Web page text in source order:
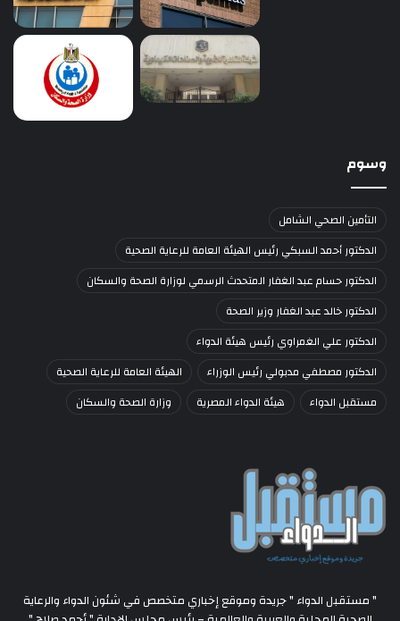
وسوم
التأمين الصحي الشامل
الدكتور أحمد السبكي رئيس الهيئة العامة للرعاية الصحية
الدكتور حسام عبد الغفار المتحدث الرسمي لوزارة الصحة والسكان
الدكتور خالد عبد الغفار وزير الصحة
الدكتور علي الغمراوي رئيس هيئة الدواء
الدكتور مصطفي مدبولي رئيس الوزراء
الهيئة العامة للرعاية الصحية
مستقبل الدواء
هيئة الدواء المصرية وزارة الصحة والسكان
" مستقبل الدواء " جريدة وموقع إخباري متخصص في شئون الدواء والرعاية